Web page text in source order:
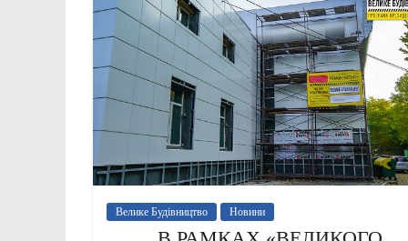
Велике Будівництво Новини